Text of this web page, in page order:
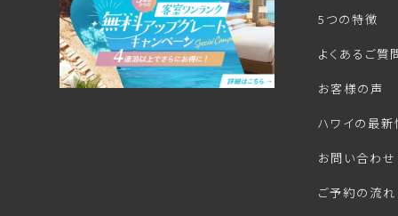
5つの特徴
よくあるご質
お客様の声
ハワイの最
お問い合わせ
ご予約の流れ